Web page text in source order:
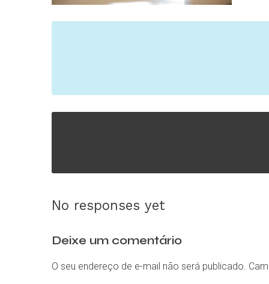
No responses yet
Deixe um comentário
O seu endereço de e-mail não será publicado.